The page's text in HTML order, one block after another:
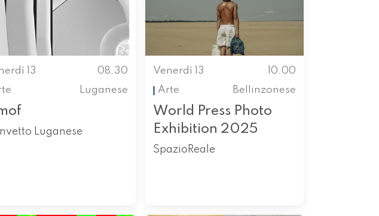
13
08.30
Luganese
Luganese
Venerdì 13
10.00
Arte
Bellinzonese
World Press Photo
Exhibition 2025
SpazioReale